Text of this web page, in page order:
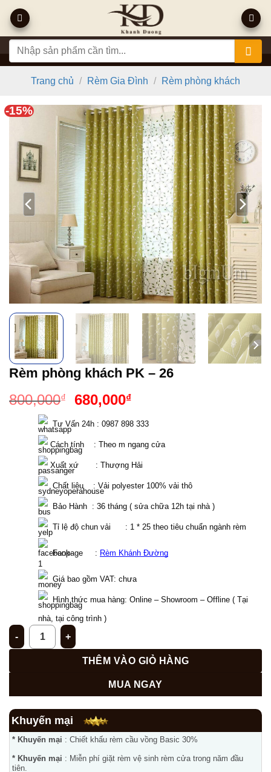
qua
nội
dung
Tìm
kiếm:
Trang chủ / Rèm Gia Đình / Rèm phòng khách
-15%
Rèm phòng khách PK – 26
800,000₫
Giá
là:
800,000₫.
680,000₫Giá
tại
là:
Tư Vấn 24h : 0987 898 333
Cách tính    : Theo m ngang cửa
Xuất xứ       : Thượng Hải
Chất liệu    : Vải polyester 100% vải thô
Bảo Hành  : 36 tháng ( sửa chữa 12h tại nhà )
Tỉ lệ độ chun vải      : 1 * 25 theo tiêu chuẩn ngành rèm
Fanpage     : Rèm Khánh Đường
Giá bao gồm VAT: chưa
Hình thức mua hàng: Online – Showroom – Offline ( Tại
nhà, tại công trình )
Rèm phòng khách PK - 26 số lượng
THÊM VÀO GIỎ HÀNG
MUA NGAY
Khuyến mại
* Khuyến mại : Chiết khấu rèm cầu vồng Basic 30%
* Khuyến mại : Miễn phí giặt rèm vệ sinh rèm cửa trong năm đầu
tiên.